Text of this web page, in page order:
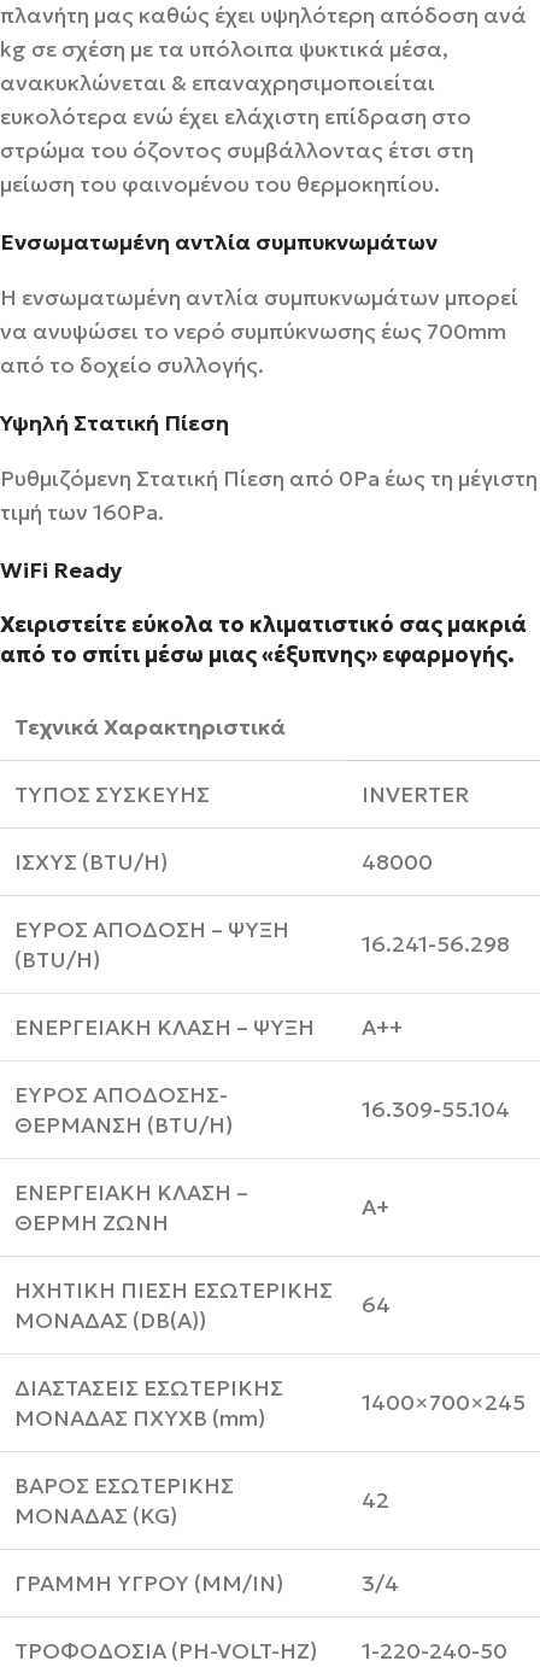
πλανήτη μας καθώς έχει υψηλότερη απόδοση ανά
kg σε σχέση με τα υπόλοιπα ψυκτικά μέσα,
ανακυκλώνεται & επαναχρησιμοποιείται
ευκολότερα ενώ έχει ελάχιστη επίδραση στο
στρώμα του όζοντος συμβάλλοντας έτσι στη
μείωση του φαινομένου του θερμοκηπίου.
Ενσωματωμένη αντλία συμπυκνωμάτων
Η ενσωματωμένη αντλία συμπυκνωμάτων μπορεί
να ανυψώσει το νερό συμπύκνωσης έως 700mm
από το δοχείο συλλογής.
Υψηλή Στατική Πίεση
Ρυθμιζόμενη Στατική Πίεση από 0Pa έως τη μέγιστη
τιμή των 160Pa.
WiFi Ready
Χειριστείτε εύκολα το κλιματιστικό σας μακριά
από το σπίτι μέσω μιας «έξυπνης» εφαρμογής.
Τεχνικά Χαρακτηριστικά
ΤΥΠΟΣ ΣΥΣΚΕΥΗΣ INVERTER
IΣΧΥΣ (BTU/H) 48000
ΕΥΡΟΣ ΑΠΟΔΟΣΗ – ΨΥΞΗ
(BTU/H)
16.241-56.298
ΕΝΕΡΓΕΙΑΚΗ ΚΛΑΣΗ – ΨΥΞΗ Α++
ΕΥΡΟΣ ΑΠΟΔΟΣΗΣ-
ΘΕΡΜΑΝΣΗ (BTU/H)
16.309-55.104
ΕΝΕΡΓΕΙΑΚΗ ΚΛΑΣΗ –
ΘΕΡΜΗ ΖΩΝΗ
Α+
ΗΧΗΤΙΚΗ ΠΙΕΣΗ ΕΣΩΤΕΡΙΚΗΣ
ΜΟΝΑΔΑΣ (DB(A))
64
ΔΙΑΣΤΑΣΕΙΣ ΕΣΩΤΕΡΙΚΗΣ
ΜΟΝΑΔΑΣ ΠΧΥΧΒ (mm)
1400×700×245
ΒΑΡΟΣ ΕΣΩΤΕΡΙΚΗΣ
ΜΟΝΑΔΑΣ (KG)
42
ΓΡΑΜΜΗ ΥΓΡΟΥ (MM/IN) 3/4
ΤΡΟΦΟΔΟΣΙΑ (PH-VOLT-HZ) 1-220-240-50